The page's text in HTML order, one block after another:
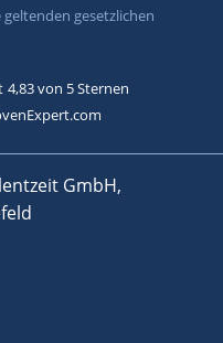
gesetzlichen
4,83von 5Sternen
GmbH,